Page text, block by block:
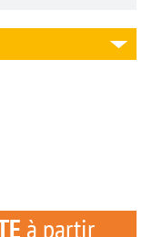
à partir